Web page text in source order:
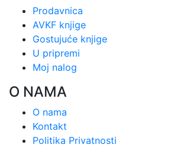
Prodavnica
AVKF knjige
Gostujuće knjige
U pripremi
Moj nalog
O NAMA
O nama
Kontakt
Politika Privatnosti